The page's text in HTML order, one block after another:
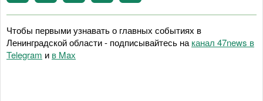
Чтобы первыми узнавать о главных событиях в
Ленинградской области - подписывайтесь на канал 47news в
Telegram и в Maх